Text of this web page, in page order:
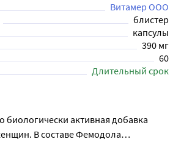
Витамер ООО
блистер
капсулы
390 мг
60
Длительный срок
биологически активная добавка
В составе Фемодола